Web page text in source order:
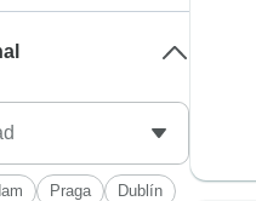
Praga
Dublín